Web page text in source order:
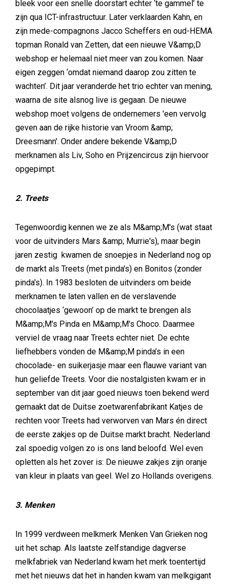
bleek voor een snelle doorstart echter ‘te gammel’ te
zijn qua ICT-infrastructuur. Later verklaarden Kahn, en
zijn mede-compagnons Jacco Scheffers en oud-HEMA
topman Ronald van Zetten, dat een nieuwe V&amp;D
webshop er helemaal niet meer van zou komen. Naar
eigen zeggen ‘omdat niemand daarop zou zitten te
wachten’. Dit jaar veranderde het trio echter van mening,
waarna de site alsnog live is gegaan. De nieuwe
webshop moet volgens de ondernemers 'een vervolg
geven aan de rijke historie van Vroom &amp;
Dreesmann'. Onder andere bekende V&amp;D
merknamen als Liv, Soho en Prijzencircus zijn hiervoor
opgepimpt.
2. Treets
Tegenwoordig kennen we ze als M&amp;M's (wat staat
voor de uitvinders Mars &amp; Murrie's), maar begin
jaren zestig kwamen de snoepjes in Nederland nog op
de markt als Treets (met pinda's) en Bonitos (zonder
pinda's). In 1983 besloten de uitvinders om beide
merknamen te laten vallen en de verslavende
chocolaatjes ‘gewoon’ op de markt te brengen als
M&amp;M's Pinda en M&amp;M's Choco. Daarmee
verviel de vraag naar Treets echter niet. De echte
liefhebbers vonden de M&amp;M pinda’s in een
chocolade- en suikerjasje maar een flauwe variant van
hun geliefde Treets. Voor die nostalgisten kwam er in
september van dit jaar goed nieuws toen bekend werd
gemaakt dat de Duitse zoetwarenfabrikant Katjes de
rechten voor Treets had verworven van Mars én direct
de eerste zakjes op de Duitse markt bracht. Nederland
zal spoedig volgen zo is ons land beloofd. Wel even
opletten als het zover is: De nieuwe zakjes zijn oranje
van kleur in plaats van geel. Wel zo Hollands overigens.
3. Menken
In 1999 verdween melkmerk Menken Van Grieken nog
uit het schap. Als laatste zelfstandige dagverse
melkfabriek van Nederland kwam het merk toentertijd
met het nieuws dat het in handen kwam van melkgigant